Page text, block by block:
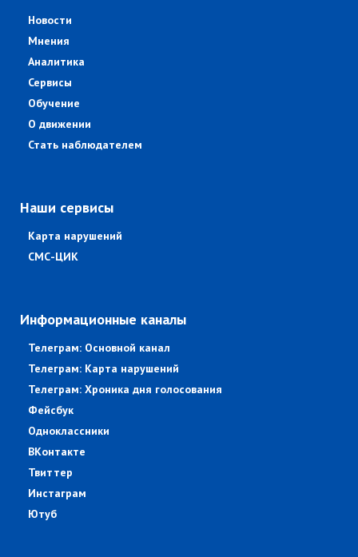
Новости
Мнения
Аналитика
Сервисы
Обучение
О движении
Стать наблюдателем
Наши сервисы
Карта нарушений
СМС-ЦИК
Информационные каналы
Телеграм: Основной канал
Телеграм: Карта нарушений
Телеграм: Хроника дня голосования
Фейсбук
Одноклассники
ВКонтакте
Твиттер
Инстаграм
Ютуб